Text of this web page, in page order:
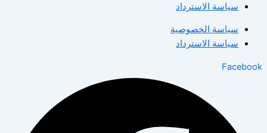
سياسة الاسترداد
سياسة الخصوصية
سياسة الاسترداد
Facebook